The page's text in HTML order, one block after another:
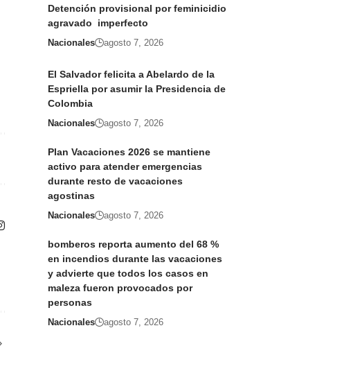
Detención provisional por feminicidio
agravado imperfecto
Nacionales agosto 7, 2026
El Salvador felicita a Abelardo de la
Espriella por asumir la Presidencia de
Colombia
Nacionales agosto 7, 2026
Plan Vacaciones 2026 se mantiene
activo para atender emergencias
durante resto de vacaciones
agostinas
Nacionales agosto 7, 2026
bomberos reporta aumento del 68 %
en incendios durante las vacaciones
y advierte que todos los casos en
maleza fueron provocados por
personas
Nacionales agosto 7, 2026